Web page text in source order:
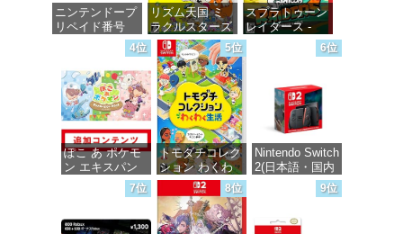
ニンテンドープ
リペイド番号
1000円|オンラ
価格：¥1,000
リズム天国 ミ
ラクルスターズ
-Switch
価格：¥5,645
スプラトゥーン
レイダース -
Switch2
4位
ぽこ あ ポケモ
ン エキスパン
ションパス|オン
ラインコード版
価格：¥4,400
5位
トモダチコレク
ション わくわ
く生活 -Switch
価格：¥6,144
6位
Nintendo Switch
2(日本語・国内
7位 8位 9位